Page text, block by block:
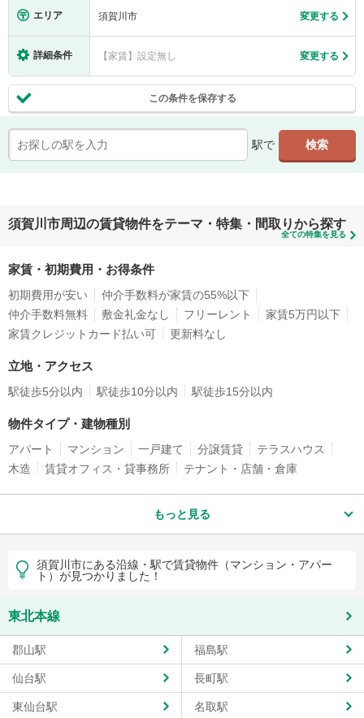
エリア 須賀川市 変更する
詳細条件 【家賃】設定無し 変更する
この条件を保存する
駅で
須賀川市周辺の賃貸物件をテーマ・特集・間取りから探す
全ての特集を見る
家賃・初期費用・お得条件
初期費用が安い
仲介手数料が家賃の55%以下
仲介手数料無料
敷金礼金なし フリーレント
家賃5万円以下
家賃クレジットカード払い可
更新料なし
立地・アクセス
駅徒歩5分以内 駅徒歩10分以内 駅徒歩15分以内
物件タイプ・建物種別
アパート マンション 一戸建て 分譲賃貸
テラスハウス
木造
賃貸オフィス・貸事務所 テナント・店舗・倉庫
もっと見る
須賀川市にある沿線・駅で賃貸物件（マンション・アパー
ト）が見つかりました！
東北本線
郡山駅 福島駅
仙台駅 長町駅
東仙台駅 名取駅